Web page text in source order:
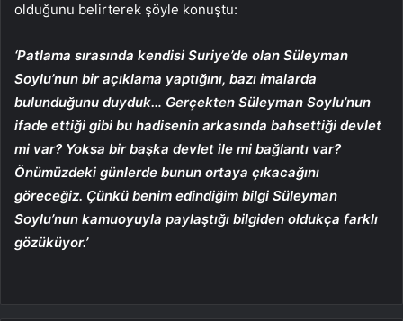
olduğunu belirterek şöyle konuştu:
‘Patlama sırasında kendisi Suriye’de olan Süleyman
Soylu’nun bir açıklama yaptığını, bazı imalarda
bulunduğunu duyduk… Gerçekten Süleyman Soylu’nun
ifade ettiği gibi bu hadisenin arkasında bahsettiği devlet
mi var? Yoksa bir başka devlet ile mi bağlantı var?
Önümüzdeki günlerde bunun ortaya çıkacağını
göreceğiz. Çünkü benim edindiğim bilgi Süleyman
Soylu’nun kamuoyuyla paylaştığı bilgiden oldukça farklı
gözüküyor.’